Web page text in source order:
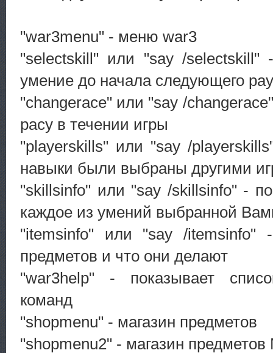
"war3menu" - меню war3
"selectskill" или "say /selectskill"
умение до начала следующего
"changerace" или "say /
расу в течении игры
"playerskills" или "say /
навыки были выбраны другими
"skillsinfo" или "say /skillsinfo" -
каждое из умений выбранной
"itemsinfo" или "say /itemsinfo" -
предметов и что они делают
"war3help" - показывает
команд
"shopmenu" - магазин предметов
"shopmenu2" - магазин предметов